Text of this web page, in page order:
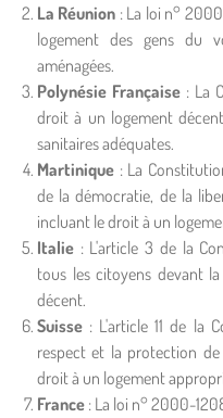
La Réunion : La loi n°
logement des gens du
aménagées.
Polynésie Française: La
droit à un logement
sanitaires adéquates.
Martinique : La
de la démocratie, de la
incluant le droit à un
Italie : L'article 3 de la
tous les citoyens devant
décent.
Suisse : L'article 11 de la
respect et la protection
droit à un logement
France : La loi n° 2000-